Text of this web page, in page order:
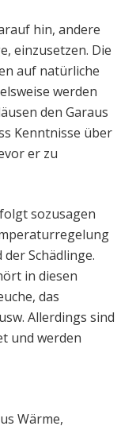
hin, andere
einzusetzen. Die
auf natürliche
werden
den Garaus
Kenntnisse über
er zu
sozusagen
Schädlinge.
in diesen
das
Allerdings sind
und werden
Wärme,